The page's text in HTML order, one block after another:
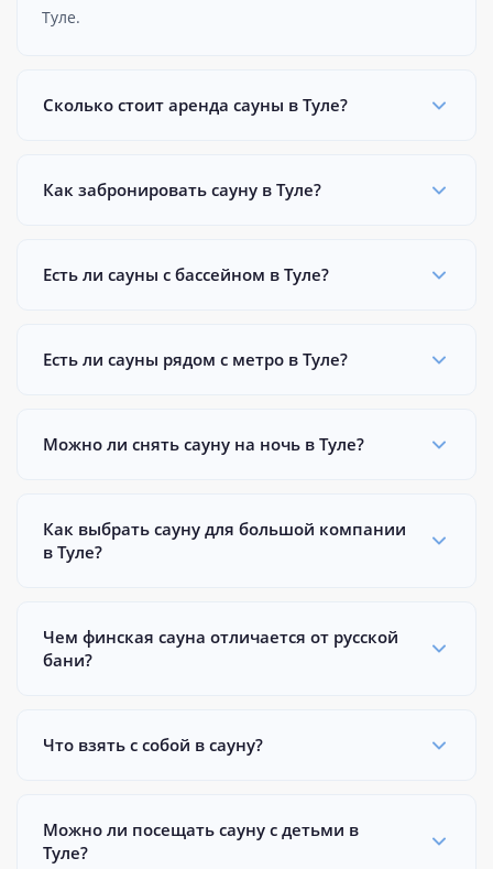
Туле.
Сколько стоит аренда сауны в Туле?
Как забронировать сауну в Туле?
Есть ли сауны с бассейном в Туле?
Есть ли сауны рядом с метро в Туле?
Можно ли снять сауну на ночь в Туле?
Как выбрать сауну для большой компании
в Туле?
Чем финская сауна отличается от русской
бани?
Что взять с собой в сауну?
Можно ли посещать сауну с детьми в
Туле?